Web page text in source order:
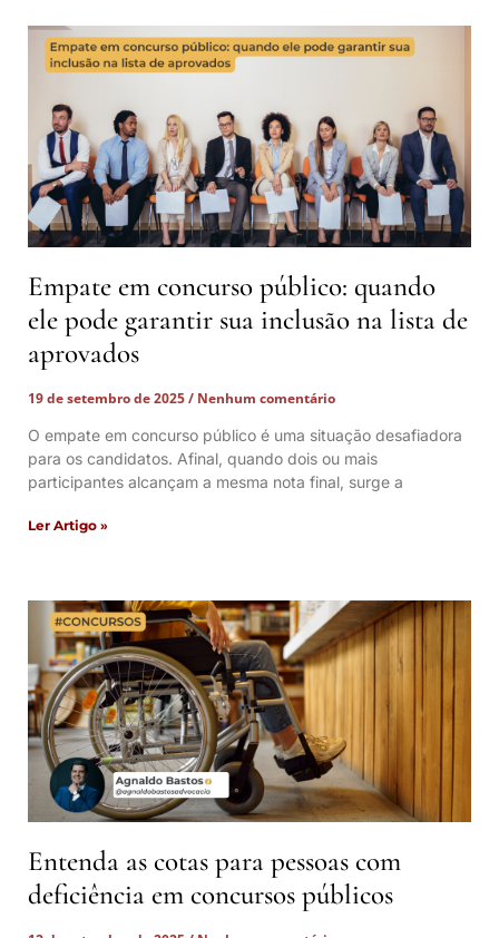
Empate em concurso público: quando
ele pode garantir sua inclusão na lista de
aprovados
19 de setembro de 2025
Nenhum comentário
O empate em concurso público é uma situação desafiadora
para os candidatos. Afinal, quando dois ou mais
participantes alcançam a mesma nota final, surge a
Ler Artigo »
Entenda as cotas para pessoas com
deficiência em concursos públicos